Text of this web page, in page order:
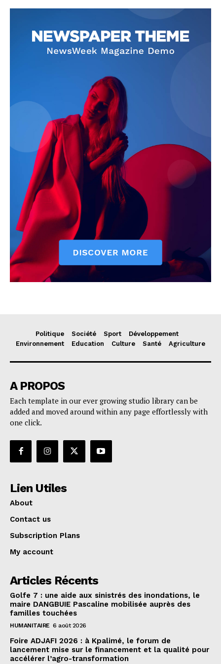
Politique Société Sport
Développement
Environnement
Education Culture Santé Agriculture
A PROPOS
Each template in our ever growing studio library can be
added and moved around within any page effortlessly with
one click.
Lien Utiles
About
Contact us
Subscription Plans
My account
Articles Récents
Golfe 7 : une aide aux sinistrés des inondations, le
maire DANGBUIE Pascaline mobilisée auprès des
familles touchées
HUMANITAIRE 6 août 2026
Foire ADJAFI 2026 : à Kpalimé, le forum de
lancement mise sur le financement et la qualité pour
accélérer l’agro-transformation